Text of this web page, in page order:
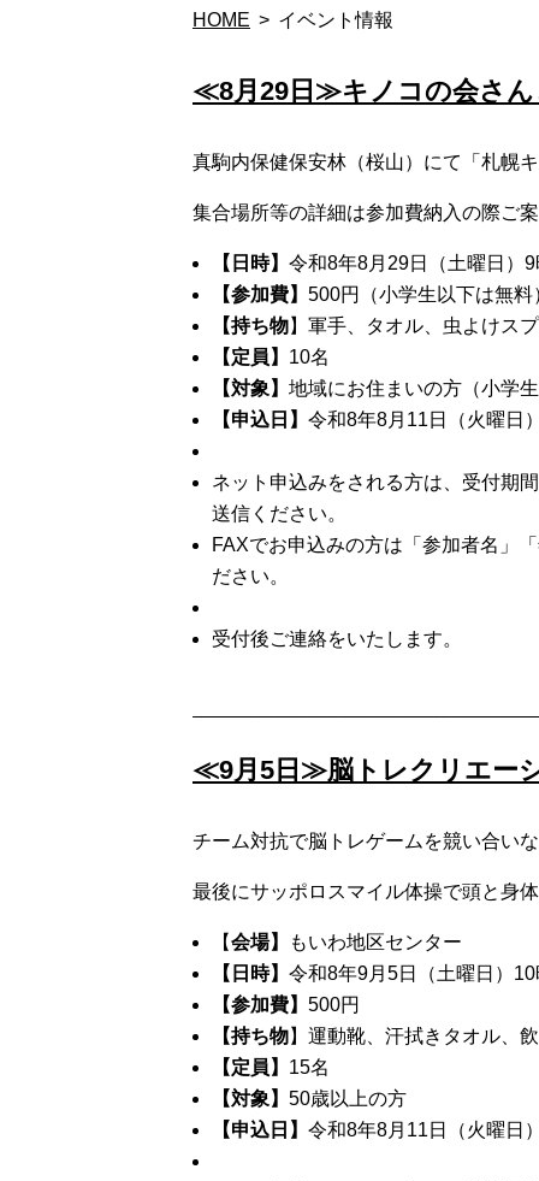
HOME イベント情報
≪8月29日≫キノコの会さん
真駒内保健保安林（桜山）にて「札幌
集合場所等の詳細は参加費納入の際ご
【日時】 令和8年8月29日（土曜日）
【参加費】 500円（小学生以下は無料
【持ち物】軍手、タオル、虫よけス
【定員】 10名
【対象】 地域にお住まいの方（小学
【申込日】 令和8年8月11日（火曜日
ネット申込みをされる方は、受付期
送信ください。
FAXでお申込みの方は「参加者名」
ださい。
受付後ご連絡をいたします。
≪9月5日≫脳トレクリエー
チーム対抗で脳トレゲームを競い合い
最後にサッポロスマイル体操で頭と身
【会場】
もいわ地区センター
【日時】 令和8年9月5日（土曜日）
【参加費】 500円
【持ち物】運動靴、汗拭きタオル、
【定員】 15名
【対象】 50歳以上の方
【申込日】 令和8年8月11日（火曜日